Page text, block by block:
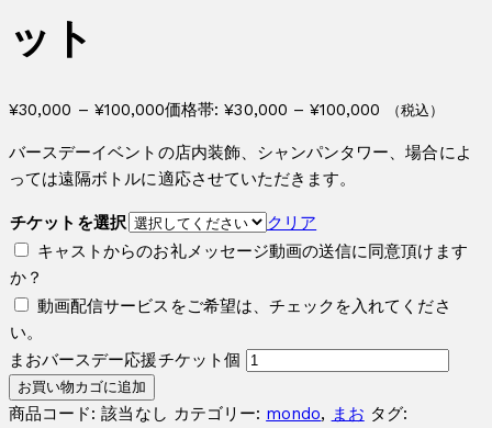
ット
¥30,000 – ¥100,000価格帯: ¥30,000 – ¥100,000 （税込）
バースデーイベントの店内装飾、シャンパンタワー、場合によ
っては遠隔ボトルに適応させていただきます。
チケットを選択
クリア
キャストからのお礼メッセージ動画の送信に同意頂けます
か？
動画配信サービスをご希望は、チェックを入れてくださ
い。
まおバースデー応援チケット個
お買い物カゴに追加
商品コード:該当なし カテゴリー: mondo, まお タグ: